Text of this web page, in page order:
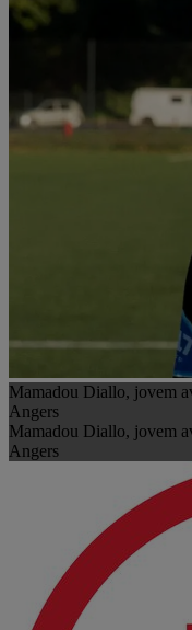
Mamadou Diallo, jovem
Angers
Mamadou Diallo, jovem
Angers